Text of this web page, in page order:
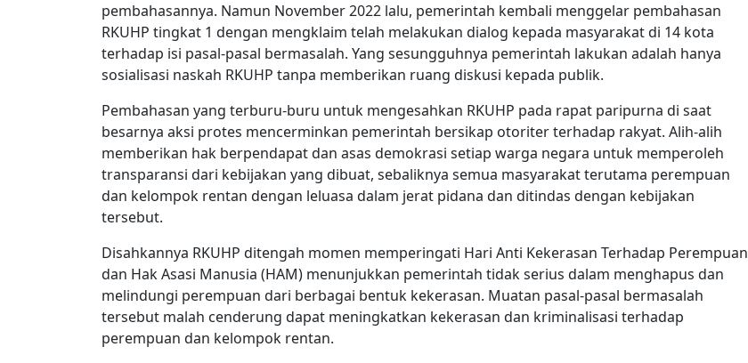
pembahasannya. Namun November 2022 lalu, pemerintah kembali menggelar pembahasan
RKUHP tingkat 1 dengan mengklaim telah melakukan dialog kepada masyarakat di 14 kota
terhadap isi pasal-pasal bermasalah. Yang sesungguhnya pemerintah lakukan adalah hanya
sosialisasi naskah RKUHP tanpa memberikan ruang diskusi kepada publik.
Pembahasan yang terburu-buru untuk mengesahkan RKUHP pada rapat paripurna di saat
besarnya aksi protes mencerminkan pemerintah bersikap otoriter terhadap rakyat. Alih-alih
memberikan hak berpendapat dan asas demokrasi setiap warga negara untuk memperoleh
transparansi dari kebijakan yang dibuat, sebaliknya semua masyarakat terutama perempuan
dan kelompok rentan dengan leluasa dalam jerat pidana dan ditindas dengan kebijakan
tersebut.
Disahkannya RKUHP ditengah momen memperingati Hari Anti Kekerasan Terhadap Perempuan
dan Hak Asasi Manusia (HAM) menunjukkan pemerintah tidak serius dalam menghapus dan
melindungi perempuan dari berbagai bentuk kekerasan. Muatan pasal-pasal bermasalah
tersebut malah cenderung dapat meningkatkan kekerasan dan kriminalisasi terhadap
perempuan dan kelompok rentan.